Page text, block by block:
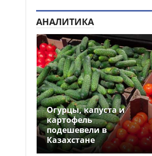
АНАЛИТИКА
Огурцы, капуста и
картофель
подешевели в
Казахстане